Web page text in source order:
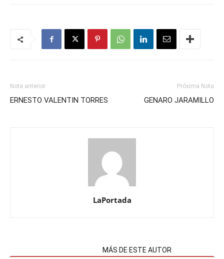
Nota anterior
ERNESTO VALENTIN TORRES
Próxima Nota
GENARO JARAMILLO
LaPortada
MÁS DE ESTE AUTOR